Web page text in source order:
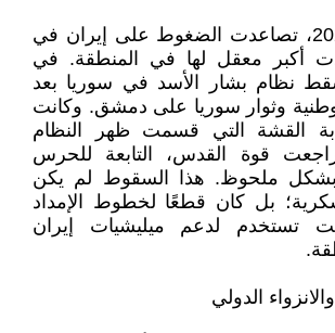
ومع تقدم عام 2024، تصاعدت الضغوط على إيران في
أكبر معقل لها في المنطقة. في
2024، سقط نظام بشار الأسد في سوريا بعد
وثوار سوريا على دمشق. وكانت
القشة التي قسمت ظهر النظام
قوة القدس، التابعة للحرس
بشكل ملحوظ. هذا السقوط لم يكن
بل كان قطعًا لخطوط الإمداد
تستخدم لدعم ميليشيات إيران
الدولي